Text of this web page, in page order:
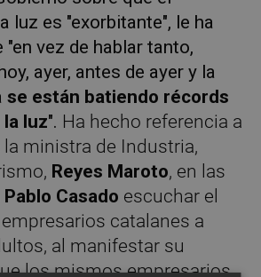
luz es "exorbitante", le ha
vez de hablar tanto,
ayer, antes de ayer y la
se están batiendo récords
luz". Ha hecho referencia a
la ministra de Industria,
Reyes Maroto, en las
Pablo Casado escuchar el
catalanes a
al manifestar su
los mismos empresarios